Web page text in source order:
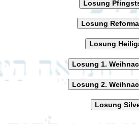
Losung
Losung
Losung
Losung 1.
Losung 2.
Losung